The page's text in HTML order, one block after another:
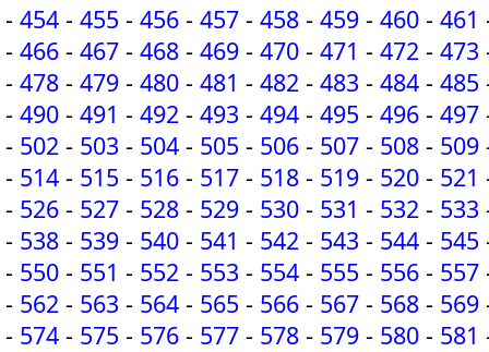
- 454 - 455 - 456 - 457 - 458 - 459 - 460 - 461
- 466 - 467 - 468 - 469 - 470 - 471 - 472 - 473
- 478 - 479 - 480 - 481 - 482 - 483 - 484 - 485
- 490 - 491 - 492 - 493 - 494 - 495 - 496 - 497
- 502 - 503 - 504 - 505 - 506 - 507 - 508 - 509
- 514 - 515 - 516 - 517 - 518 - 519 - 520 - 521
- 526 - 527 - 528 - 529 - 530 - 531 - 532 - 533
- 538 - 539 - 540 - 541 - 542 - 543 - 544 - 545
- 550 - 551 - 552 - 553 - 554 - 555 - 556 - 557
- 562 - 563 - 564 - 565 - 566 - 567 - 568 - 569
- 574 - 575 - 576 - 577 - 578 - 579 - 580 - 581